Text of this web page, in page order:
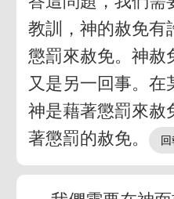
教訓，神的赦免有
懲罰來赦免。神赦
又是另一回事。在
神是藉著懲罰來赦
著懲罰的赦免。